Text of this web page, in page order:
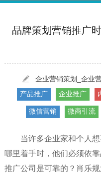
[2022-05-29] 实体门店如何做网络推广吸引客户，实体店网络营销技巧...
污水处理设备厂家产品如何做网络推广（污水处理项目网
品牌策划营销推广
企业营销策划_企业
产品推广
企业推广
微信营销 微商引流
当许多企业家和个人
哪里着手时，他们必须依
推广公司是可靠的？肖乐